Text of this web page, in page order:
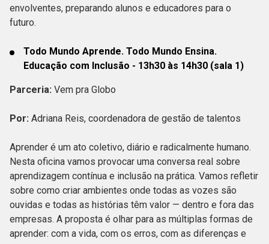
envolventes, preparando alunos e educadores para o
futuro.
Todo Mundo Aprende. Todo Mundo Ensina.
Educação com Inclusão - 13h30 às 14h30 (sala 1)
Parceria: Vem pra Globo
Por: Adriana Reis, coordenadora de gestão de talentos
Aprender é um ato coletivo, diário e radicalmente humano.
Nesta oficina vamos provocar uma conversa real sobre
aprendizagem contínua e inclusão na prática. Vamos refletir
sobre como criar ambientes onde todas as vozes são
ouvidas e todas as histórias têm valor — dentro e fora das
empresas. A proposta é olhar para as múltiplas formas de
aprender: com a vida, com os erros, com as diferenças e